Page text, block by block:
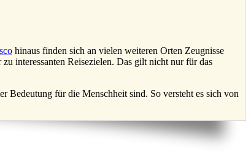
hinaus finden sich an vielen weiteren Orten Zeugnisse
interessanten Reisezielen. Das gilt nicht nur für das
Bedeutung für die Menschheit sind. So versteht es sich von